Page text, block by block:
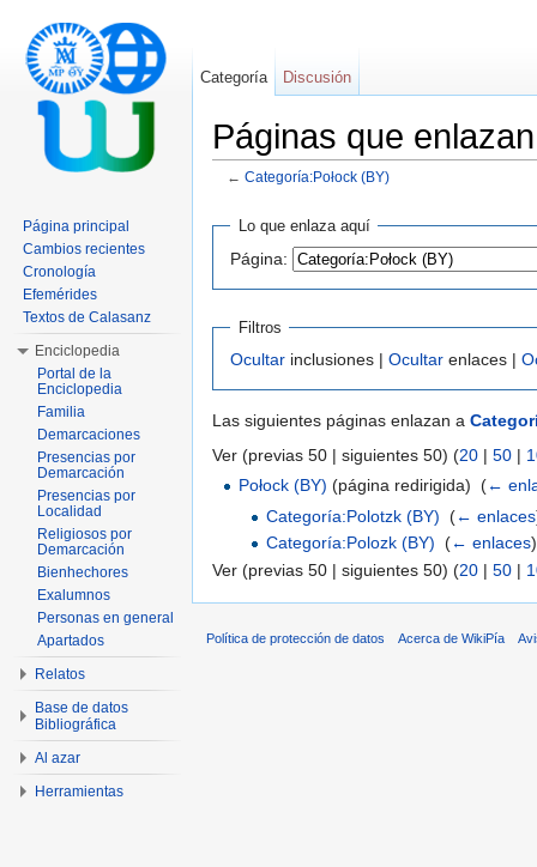
Páginas que
← Categoría:Połock (BY)
Lo que enlaza aquí
Página:
Filtros
Ocultar inclusiones | Ocultar enlaces |
Las siguientes páginas enlazan a
Ver (previas 50 | siguientes 50) (20 | 50 |
Połock (BY) (página redirigida) ‎ (←
Categoría:Polotzk (BY)
(← enlaces
Categoría:Polozk (BY)
(← enlaces)
Ver (previas 50 | siguientes 50) (20 | 50 |
Categoría Discusión
Página principal
Cambios recientes
Cronología
Efemérides
Textos de Calasanz
Enciclopedia
Portal de la
Enciclopedia
Familia
Demarcaciones
Presencias por
Demarcación
Presencias por
Localidad
Religiosos por
Demarcación
Bienhechores
Exalumnos
Personas en general
Apartados
Relatos
Base de datos
Bibliográfica
Al azar
Herramientas
Política de protección de datos Acerca de WikiPía